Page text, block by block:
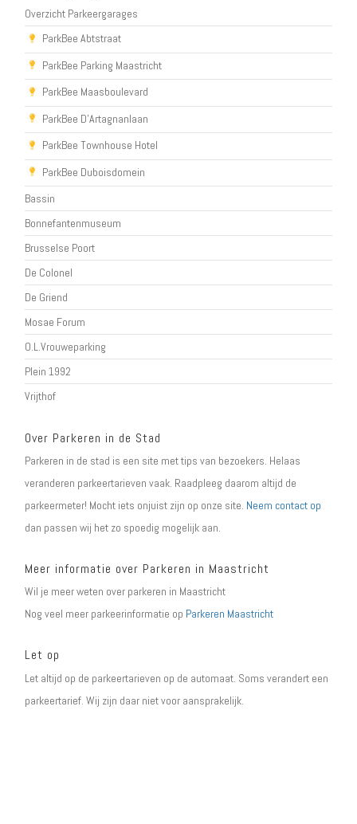
Overzicht Parkeergarages
ParkBee Abtstraat
ParkBee Parking Maastricht
ParkBee Maasboulevard
ParkBee D'Artagnanlaan
ParkBee Townhouse Hotel
ParkBee Duboisdomein
Bassin
Bonnefantenmuseum
Brusselse Poort
De Colonel
De Griend
Mosae Forum
O.L.Vrouweparking
Plein 1992
Vrijthof
Over Parkeren in de Stad
Parkeren in de stad is een site met tips van bezoekers. Helaas
veranderen parkeertarieven vaak. Raadpleeg daarom altijd de
parkeermeter! Mocht iets onjuist zijn op onze site. Neem contact op
dan passen wij het zo spoedig mogelijk aan.
Meer informatie over Parkeren in Maastricht
Wil je meer weten over parkeren in Maastricht
Nog veel meer parkeerinformatie op Parkeren Maastricht
Let op
Let altijd op de parkeertarieven op de automaat. Soms verandert een
parkeertarief. Wij zijn daar niet voor aansprakelijk.